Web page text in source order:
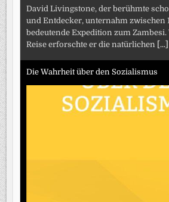
David Livingstone, der berühmte
und Entdecker, unternahm zwischen
bedeutende Expedition zum
Reise erforschte er die natürlichen [...]
Die Wahrheit über den Sozialismus